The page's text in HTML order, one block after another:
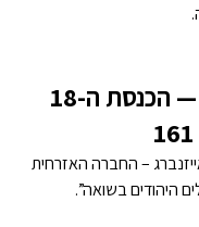
– החברה האזרחית
היהודים בשואה”.